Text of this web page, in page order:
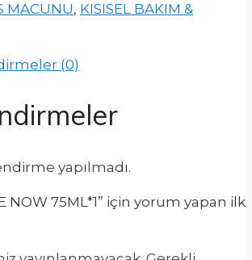
MACUNU, KISISEL BAKIM &
(0)
yapılmadı.
NOW 75ML*1” için yorum yapan ilk